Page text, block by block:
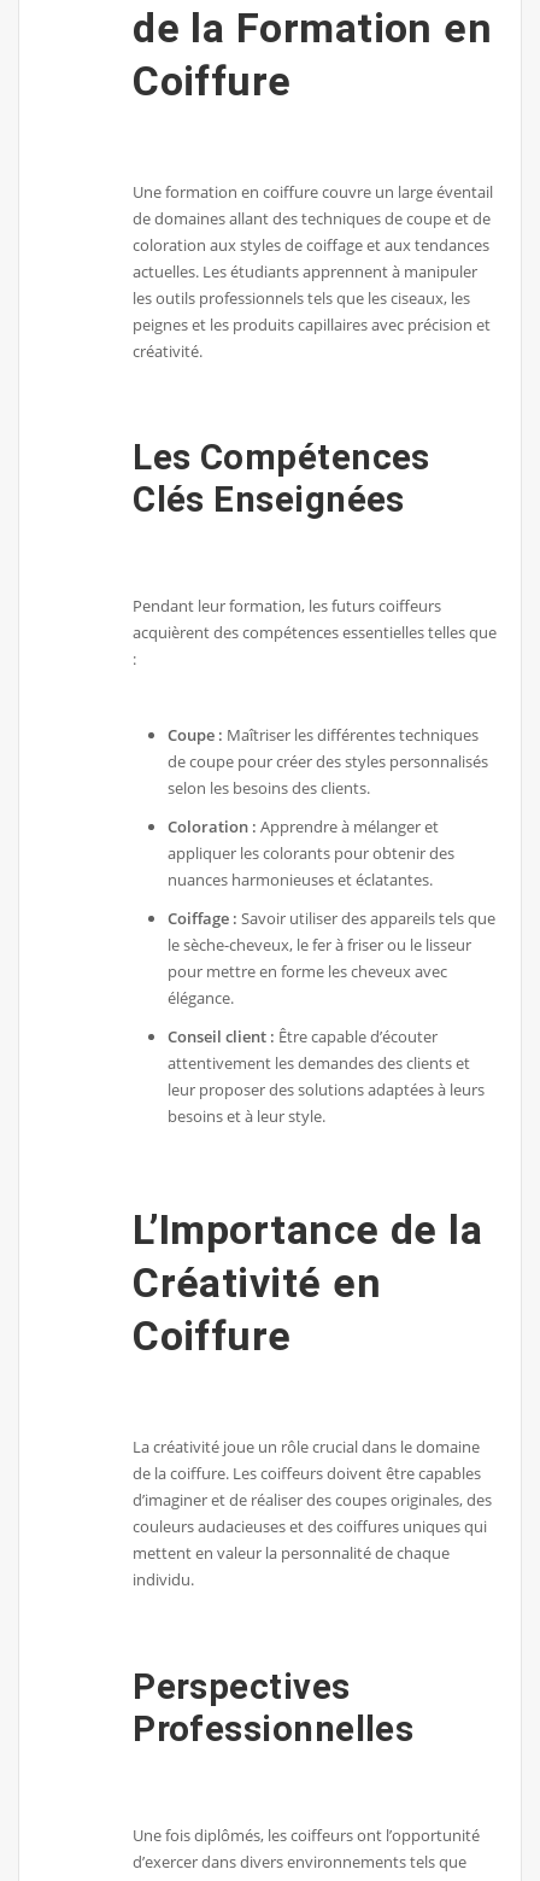
de la Formation en
Coiffure
Une formation en coiffure couvre un large éventail
de domaines allant des techniques de coupe et de
coloration aux styles de coiffage et aux tendances
actuelles. Les étudiants apprennent à manipuler
les outils professionnels tels que les ciseaux, les
peignes et les produits capillaires avec précision et
créativité.
Les Compétences
Clés Enseignées
Pendant leur formation, les futurs coiffeurs
acquièrent des compétences essentielles telles que
:
Coupe : Maîtriser les différentes techniques
de coupe pour créer des styles personnalisés
selon les besoins des clients.
Coloration : Apprendre à mélanger et
appliquer les colorants pour obtenir des
nuances harmonieuses et éclatantes.
Coiffage : Savoir utiliser des appareils tels que
le sèche-cheveux, le fer à friser ou le lisseur
pour mettre en forme les cheveux avec
élégance.
Conseil client : Être capable d’écouter
attentivement les demandes des clients et
leur proposer des solutions adaptées à leurs
besoins et à leur style.
L’Importance de la
Créativité en
Coiffure
La créativité joue un rôle crucial dans le domaine
de la coiffure. Les coiffeurs doivent être capables
d’imaginer et de réaliser des coupes originales, des
couleurs audacieuses et des coiffures uniques qui
mettent en valeur la personnalité de chaque
individu.
Perspectives
Professionnelles
Une fois diplômés, les coiffeurs ont l’opportunité
d’exercer dans divers environnements tels que